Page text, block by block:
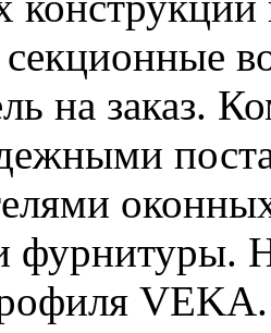
секционные
на заказ.
VEKA.